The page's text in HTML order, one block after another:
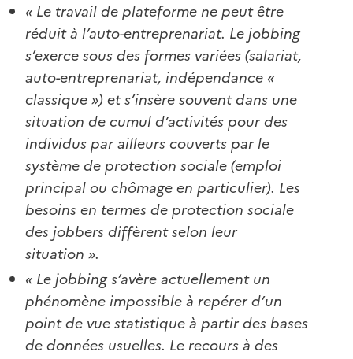
« Le travail de plateforme ne peut être
réduit à l’auto-entreprenariat. Le jobbing
s’exerce sous des formes variées (salariat,
auto-entreprenariat, indépendance «
classique ») et s’insère souvent dans une
situation de cumul d’activités pour des
individus par ailleurs couverts par le
système de protection sociale (emploi
principal ou chômage en particulier). Les
besoins en termes de protection sociale
des jobbers diffèrent selon leur
situation ».
« Le jobbing s’avère actuellement un
phénomène impossible à repérer d’un
point de vue statistique à partir des bases
de données usuelles. Le recours à des